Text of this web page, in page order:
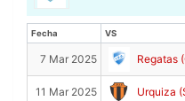
Fecha VS
7 Mar 2025 Regatas
11 Mar 2025 Urquiza